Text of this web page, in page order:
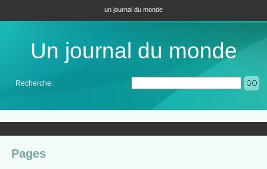
un journal du monde
Un journal du monde
Recherche:
Pages